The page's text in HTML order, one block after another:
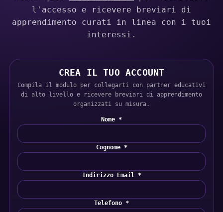
l'accesso e ricevere breviari di
apprendimento curati in linea con i tuoi
interessi.
CREA IL TUO ACCOUNT
Compila il modulo per collegarti con partner educativi
di alto livello e ricevere breviari di apprendimento
organizzati su misura.
Nome *
Cognome *
Indirizzo Email *
Telefono *